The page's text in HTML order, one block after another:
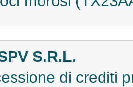
S.R.L.
di crediti